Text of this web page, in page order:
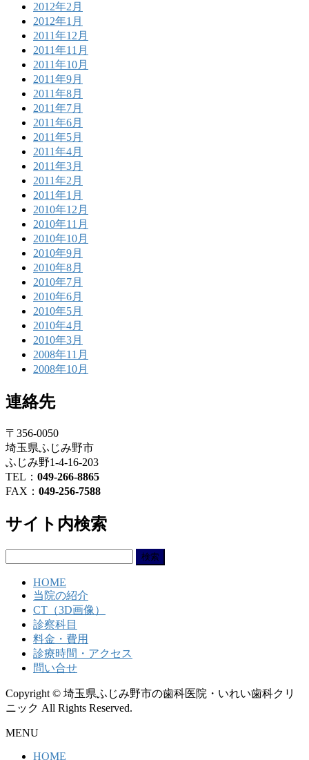
2012年2月
2012年1月
2011年12月
2011年11月
2011年10月
2011年9月
2011年8月
2011年7月
2011年6月
2011年5月
2011年4月
2011年3月
2011年2月
2011年1月
2010年12月
2010年11月
2010年10月
2010年9月
2010年8月
2010年7月
2010年6月
2010年5月
2010年4月
2010年3月
2008年11月
2008年10月
連絡先
〒356-0050
埼玉県ふじみ野市
ふじみ野1-4-16-203
TEL： 049-266-8865
FAX： 049-256-7588
サイト内検索
HOME
当院の紹介
CT（3D画像）
診察科目
料金・費用
診療時間・アクセス
問い合せ
Copyright © 埼玉県ふじみ野市の歯科医院・いれい歯科クリ
ニック All Rights Reserved.
MENU
HOME